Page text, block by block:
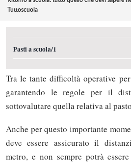
Tuttoscuola
Pasti a scuola/1
Tra le tante difficoltà operative
garantendo le regole per il
sottovalutare quella relativa al
Anche per questo importante
deve essere assicurato il
metro, e non sempre potrà